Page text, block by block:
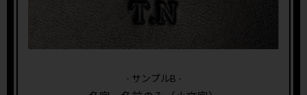
- サンプルB -